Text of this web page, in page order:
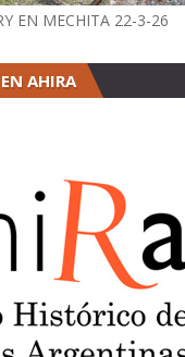
EN MECHITA 22-3-26
AHIRA